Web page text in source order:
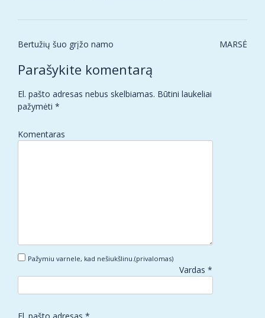
Post
Bertužių šuo grįžo namo MARSĖ
Parašykite komentarą
El. pašto adresas nebus skelbiamas. Būtini laukeliai
pažymėti *
Komentaras
Pažymiu varnele, kad nešiukšlinu.(privalomas)
Vardas *